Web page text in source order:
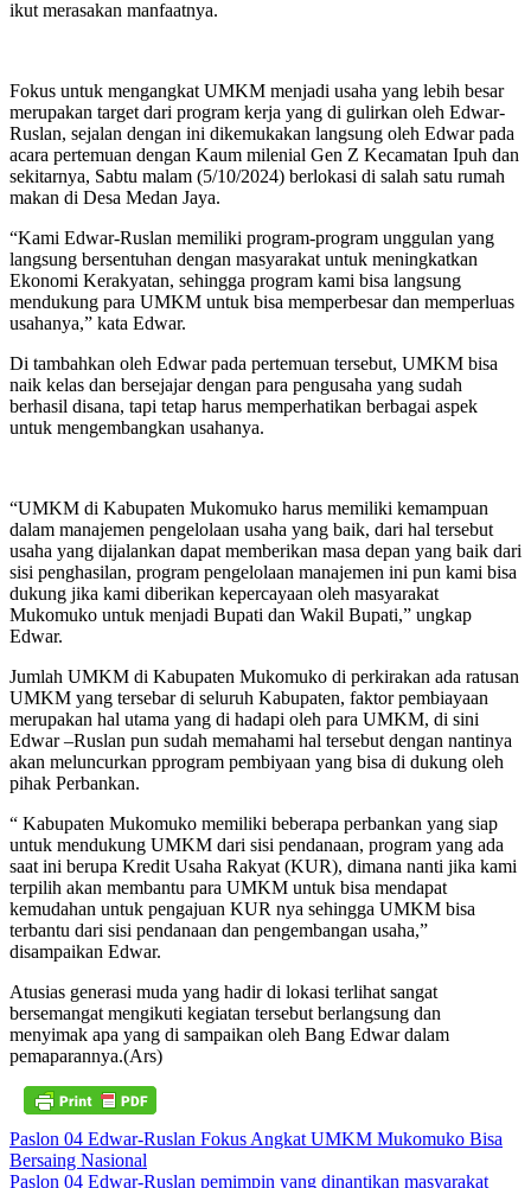
ikut merasakan manfaatnya.
Fokus untuk mengangkat UMKM menjadi usaha yang lebih besar
merupakan target dari program kerja yang di gulirkan oleh Edwar-
Ruslan, sejalan dengan ini dikemukakan langsung oleh Edwar pada
acara pertemuan dengan Kaum milenial Gen Z Kecamatan Ipuh dan
sekitarnya, Sabtu malam (5/10/2024) berlokasi di salah satu rumah
makan di Desa Medan Jaya.
“Kami Edwar-Ruslan memiliki program-program unggulan yang
langsung bersentuhan dengan masyarakat untuk meningkatkan
Ekonomi Kerakyatan, sehingga program kami bisa langsung
mendukung para UMKM untuk bisa memperbesar dan memperluas
usahanya,” kata Edwar.
Di tambahkan oleh Edwar pada pertemuan tersebut, UMKM bisa
naik kelas dan bersejajar dengan para pengusaha yang sudah
berhasil disana, tapi tetap harus memperhatikan berbagai aspek
untuk mengembangkan usahanya.
“UMKM di Kabupaten Mukomuko harus memiliki kemampuan
dalam manajemen pengelolaan usaha yang baik, dari hal tersebut
usaha yang dijalankan dapat memberikan masa depan yang baik dari
sisi penghasilan, program pengelolaan manajemen ini pun kami bisa
dukung jika kami diberikan kepercayaan oleh masyarakat
Mukomuko untuk menjadi Bupati dan Wakil Bupati,” ungkap
Edwar.
Jumlah UMKM di Kabupaten Mukomuko di perkirakan ada ratusan
UMKM yang tersebar di seluruh Kabupaten, faktor pembiayaan
merupakan hal utama yang di hadapi oleh para UMKM, di sini
Edwar –Ruslan pun sudah memahami hal tersebut dengan nantinya
akan meluncurkan pprogram pembiyaan yang bisa di dukung oleh
pihak Perbankan.
“ Kabupaten Mukomuko memiliki beberapa perbankan yang siap
untuk mendukung UMKM dari sisi pendanaan, program yang ada
saat ini berupa Kredit Usaha Rakyat (KUR), dimana nanti jika kami
terpilih akan membantu para UMKM untuk bisa mendapat
kemudahan untuk pengajuan KUR nya sehingga UMKM bisa
terbantu dari sisi pendanaan dan pengembangan usaha,”
disampaikan Edwar.
Atusias generasi muda yang hadir di lokasi terlihat sangat
bersemangat mengikuti kegiatan tersebut berlangsung dan
menyimak apa yang di sampaikan oleh Bang Edwar dalam
pemaparannya.(Ars)
Navigasi
pos
Paslon 04 Edwar-Ruslan Fokus Angkat UMKM Mukomuko Bisa
Bersaing Nasional
Paslon 04 Edwar-Ruslan pemimpin yang dinantikan masyarakat